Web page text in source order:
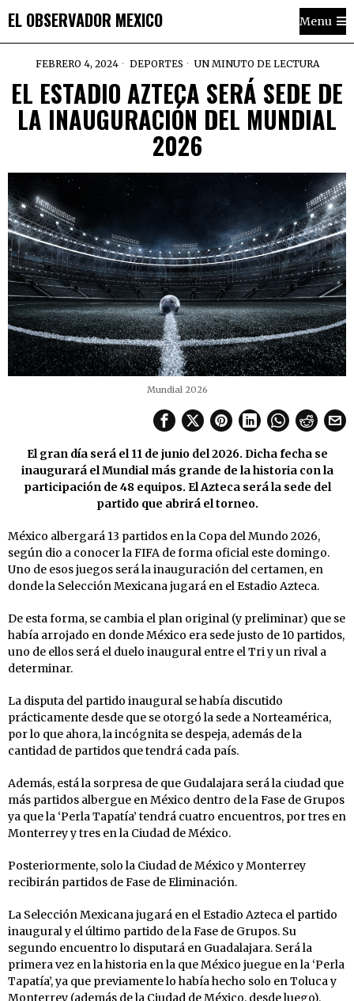
EL OBSERVADOR MEXICO Menu
FEBRERO 4, 2024 DEPORTES UN MINUTO DE LECTURA
EL ESTADIO AZTECA SERÁ SEDE DE
LA INAUGURACIÓN DEL MUNDIAL
2026
Mundial 2026
El gran día será el 11 de junio del 2026. Dicha fecha se
inaugurará el Mundial más grande de la historia con la
participación de 48 equipos. El Azteca será la sede del
partido que abrirá el torneo.
México albergará 13 partidos en la Copa del Mundo 2026,
según dio a conocer la FIFA de forma oficial este domingo.
Uno de esos juegos será la inauguración del certamen, en
donde la Selección Mexicana jugará en el Estadio Azteca.
De esta forma, se cambia el plan original (y preliminar) que se
había arrojado en donde México era sede justo de 10 partidos,
uno de ellos será el duelo inaugural entre el Tri y un rival a
determinar.
La disputa del partido inaugural se había discutido
prácticamente desde que se otorgó la sede a Norteamérica,
por lo que ahora, la incógnita se despeja, además de la
cantidad de partidos que tendrá cada país.
Además, está la sorpresa de que Gudalajara será la ciudad que
más partidos albergue en México dentro de la Fase de Grupos
ya que la ‘Perla Tapatía’ tendrá cuatro encuentros, por tres en
Monterrey y tres en la Ciudad de México.
Posteriormente, solo la Ciudad de México y Monterrey
recibirán partidos de Fase de Eliminación.
La Selección Mexicana jugará en el Estadio Azteca el partido
inaugural y el último partido de la Fase de Grupos. Su
segundo encuentro lo disputará en Guadalajara. Será la
primera vez en la historia en la que México juegue en la ‘Perla
Tapatía’, ya que previamente lo había hecho solo en Toluca y
Monterrey (además de la Ciudad de México, desde luego).